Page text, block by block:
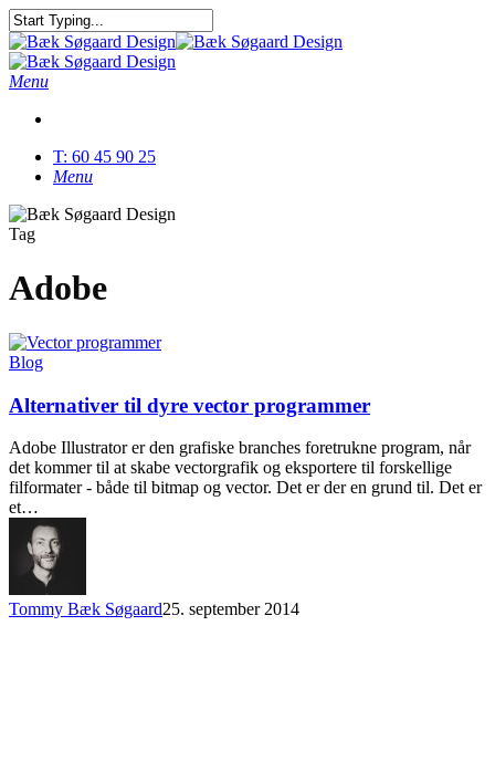
Skip
to
main
content
Close
Search
Menu
T: 60 45 90 25
Menu
Tag
Adobe
Blog
Alternativer til dyre vector programmer
Adobe Illustrator er den grafiske branches foretrukne program, når
det kommer til at skabe vectorgrafik og eksportere til forskellige
filformater - både til bitmap og vector. Det er der en grund til. Det er
et…
Tommy Bæk Søgaard25. september 2014